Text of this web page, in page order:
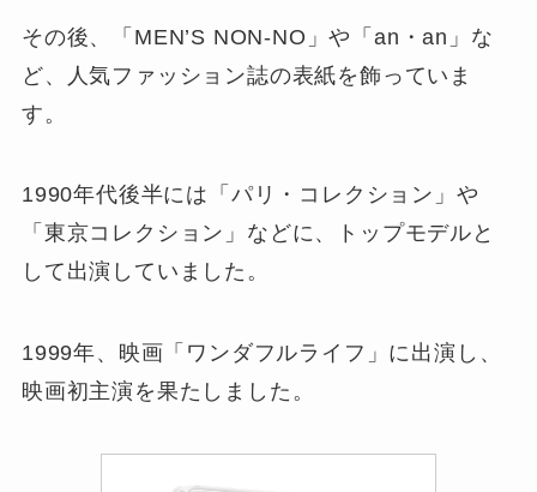
その後、「MEN’S NON-NO」や「an・an」な
ど、人気ファッション誌の表紙を飾っていま
す。
1990年代後半には「パリ・コレクション」や
「東京コレクション」などに、トップモデルと
して出演していました。
1999年、映画「ワンダフルライフ」に出演し、
映画初主演を果たしました。